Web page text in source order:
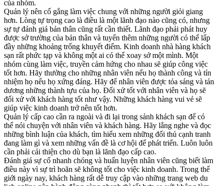
của nhóm.
Quản lý nên cố gắng làm việc chung với những người giỏi giang
hơn. Lòng tự trọng cao là điều là một lãnh đạo nào cũng có, nhưng
sự tự đánh giá bản thân cũng rất cần thiết. Lãnh đạo phải phát huy
được sở trường của bản thân và tuyển thêm những người có thể lấp
đầy những khoảng trống khuyết điểm. Kinh doanh nhà hàng khách
sạn rất phức tạp và không một ai có thể xoay sở một mình. Một
nhóm cùng làm việc, truyền cảm hứng cho nhau sẽ giúp công việc
tốt hơn. Hãy thưởng cho những nhân viên nếu họ thành công và tín
nhiệm họ nếu họ xứng đáng. Hãy để nhân viên được tỏa sáng và tán
dương những thành tựu của họ. Đối xử tốt với nhân viên và họ sẽ
đối xử với khách hàng tốt như vậy. Những khách hàng vui vẻ sẽ
giúp việc kinh doanh trở nên tốt hơn.
Quản lý cấp cao cần ra ngoài và đi lại trong sảnh khách sạn để có
thể nói chuyện với nhân viên và khách hàng. Hãy lắng nghe và đọc
những bình luận của khách, tìm hiểu xem những đối thủ cạnh tranh
đang làm gì và xem những vấn đề là cơ hội để phát triển. Luôn luôn
cần phải cải thiện cho dù bạn là lãnh đạo cấp cao.
Đánh giá sự cố nhanh chóng và huấn luyện nhân viên cũng biết làm
điều này vì sự trì hoãn sẽ không tốt cho việc kinh doanh. Trong thế
giới ngày nay, khách hàng rất dễ truy cập vào những trang web du